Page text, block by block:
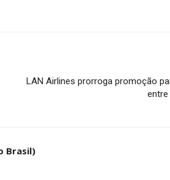
LAN Airlines prorroga promoção
entre
Brasil)